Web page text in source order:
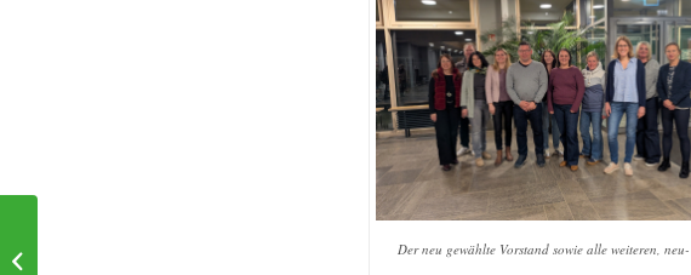
Der neu gewählte Vorstand sowie alle weiteren,